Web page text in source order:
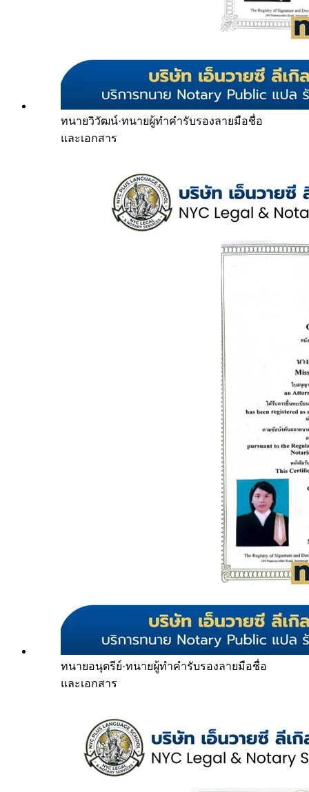
ทนายวิวัฒน์·ทนายผู้ทำคำรับรองลายมือชื่อ
และเอกสาร
ทนายอนุตรีย์·ทนายผู้ทำคำรับรองลายมือชื่อ
และเอกสาร